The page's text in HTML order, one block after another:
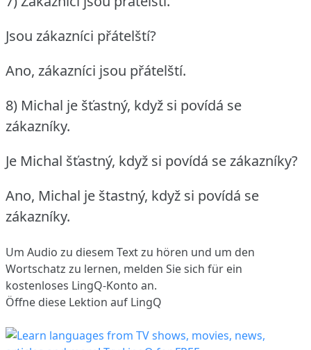
Jsou zákazníci přátelští?
Ano, zákazníci jsou přátelští.
8) Michal je šťastný, když si povídá se
zákazníky.
Je Michal šťastný, když si povídá se zákazníky?
Ano, Michal je štastný, když si povídá se
zákazníky.
Um Audio zu diesem Text zu hören und um den
Wortschatz zu lernen, melden Sie sich für ein
kostenloses LingQ-Konto an.
Öffne diese Lektion auf LingQ